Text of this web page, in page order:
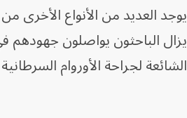
يوجد العديد من الأنواع الأخرى
يزال الباحثون يواصلون
الشائعة لجراحة الأوروام